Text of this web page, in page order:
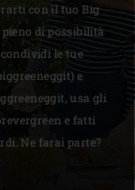
con il tuo Big
di possibilità
le tue
e
usa gli
e fatti
Ne farai parte?